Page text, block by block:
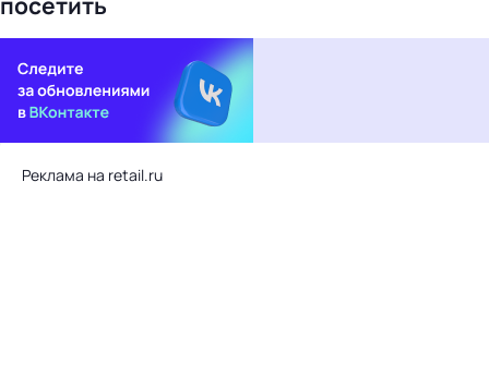
Реклама на retail.ru